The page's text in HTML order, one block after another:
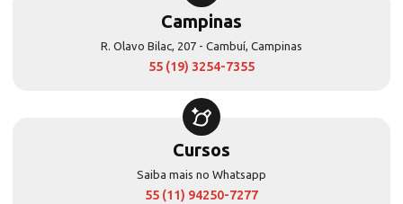
Campinas
R. Olavo Bilac, 207 - Cambuí, Campinas
55 (19) 3254-7355
Cursos
Saiba mais no Whatsapp
55 (11) 94250-7277